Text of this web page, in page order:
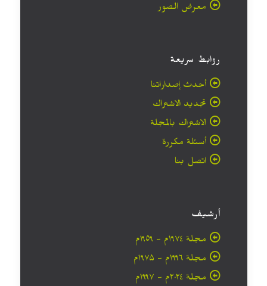
معرض الصور
روابط سريعة
أحدث إصداراتنا
تجديد الاشتراك
الاشتراك بالمجلة
أسئلة مكررة
اتصل بنا
أرشيف
مجلة ۱۹۷٤م - ١٩٥٩م
مجلة ۱۹۹٦م - ۱۹۷۵م
مجلة ۲۰۲٤م - ۱۹۹۷م